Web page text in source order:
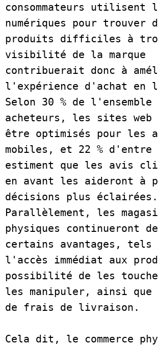
consommateurs utilisent
numériques pour trouver
produits difficiles à
visibilité de la marque
contribuerait donc à
l'expérience d'achat en
Selon 30 % de l'ensemble
acheteurs, les sites web
être optimisés pour les
mobiles, et 22 % d'entre
estiment que les avis
en avant les aideront à
décisions plus éclairées.
Parallèlement, les
physiques continueront
certains avantages, tels
l'accès immédiat aux
possibilité de les
les manipuler, ainsi que
de frais de
Cela dit, le commerce